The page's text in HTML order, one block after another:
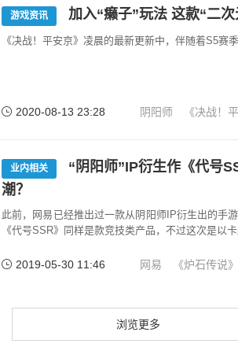
游戏资讯 加入“癞子”玩法 这款“二
《决战！平安京》凌晨的最新更新中，伴随着S5赛
2020-08-13 23:28 阴阳师 《决战！
业内相关
“阴阳师”IP衍生作《代号
潮？
此前，网易已经推出过一款从阴阳师IP衍生出的手
《代号SSR》同样是款竞技类产品，不过这次是以
2019-05-30 11:46 网易 《炉石传说》
浏览更多